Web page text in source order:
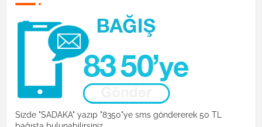
Sizde "SADAKA" yazıp "8350"ye sms göndererek 50 TL